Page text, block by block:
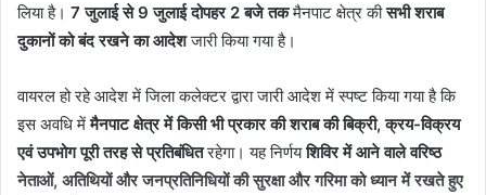
लिया है। 7 जुलाई से 9 जुलाई दोपहर 2 बजे तकमैनपाट क्षेत्र कीसभी शराब
दुकानों को बंद रखने का आदेशजारी किया गया है।
वायरल हो रहे आदेश में जिला कलेक्टर द्वारा जारी आदेश में स्पष्ट किया गया है कि
इस अवधि मेंमैनपाट क्षेत्र में किसी भी प्रकार की शराब की बिक्री, क्रय-विक्रय
एवं उपभोग पूरी तरह से प्रतिबंधितरहेगा। यह निर्णयशिविर में आने वाले वरिष्ठ
नेताओं, अतिथियों और जनप्रतिनिधियों की सुरक्षा और गरिमा को ध्यान में रखते हुए